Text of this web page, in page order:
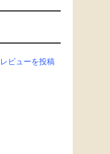
レビューを投稿